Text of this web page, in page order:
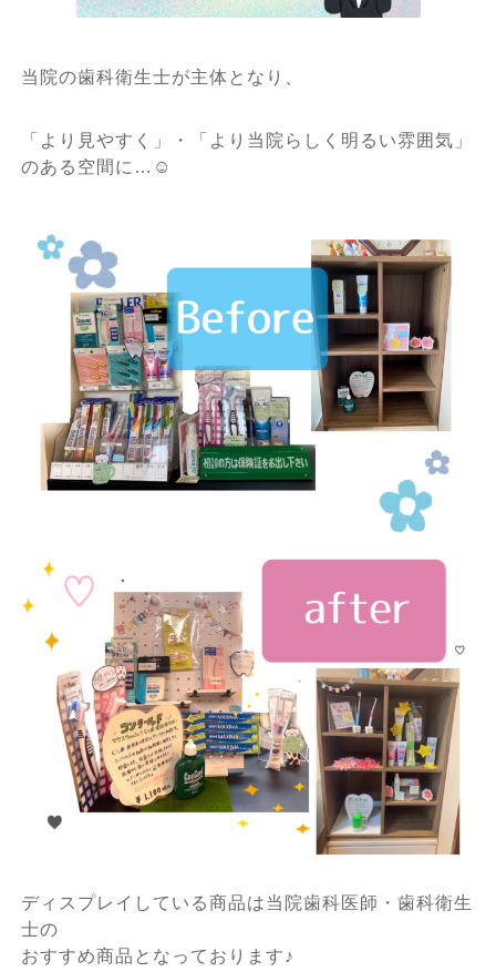
当院の歯科衛生士が主体となり、
「より見やすく」・「より当院らしく明るい雰囲気」
のある空間に…☺
ディスプレイしている商品は当院歯科医師・歯科衛生
士の
おすすめ商品となっております♪